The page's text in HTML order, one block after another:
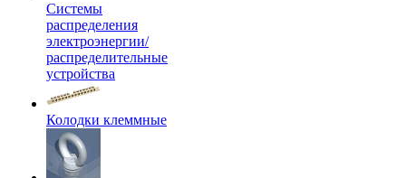
Системы
распределения
электроэнергии/
распределительные
устройства
Колодки клеммные